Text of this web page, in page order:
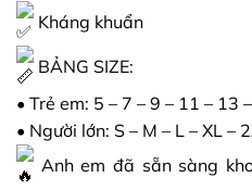
Kháng khuẩn
BẢNG SIZE:
• Trẻ em: 5 – 7 – 9 – 11 – 13
• Người lớn: S – M – L – XL –
Anh em đã sẵn sàng